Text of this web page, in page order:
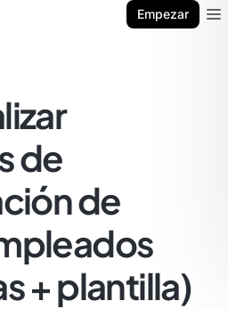
Empezar
de
de
+ plantilla)